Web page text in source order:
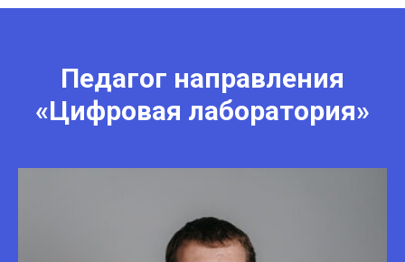
Педагог направления
«Цифровая лаборатория»